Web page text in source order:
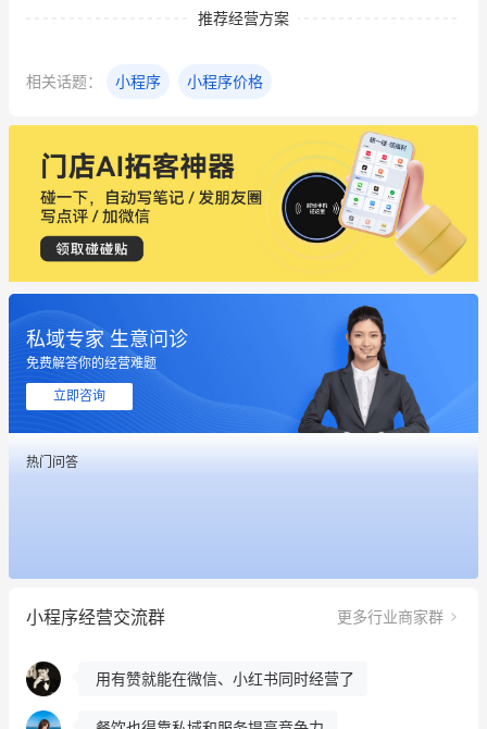
推荐经营方案
相关话题： 小程序 小程序价格
私域专家 生意问诊
免费解答你的经营难题
立即咨询
热门问答
小程序经营交流群 更多行业商家群
这个营销策划案例推荐大家看一下
用有赞就能在微信、小红书同时经营了
餐饮也得靠私域和服务提高竞争力